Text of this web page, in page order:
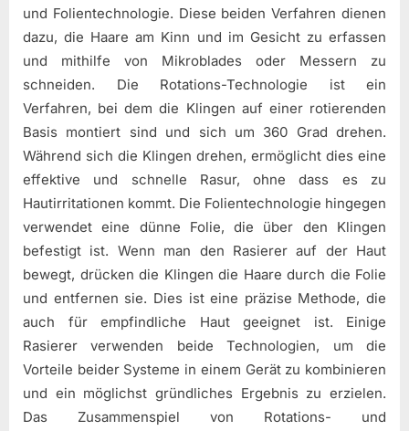
und Folientechnologie. Diese beiden Verfahren dienen
dazu, die Haare am Kinn und im Gesicht zu erfassen
und mithilfe von Mikroblades oder Messern zu
schneiden. Die Rotations-Technologie ist ein
Verfahren, bei dem die Klingen auf einer rotierenden
Basis montiert sind und sich um 360 Grad drehen.
Während sich die Klingen drehen, ermöglicht dies eine
effektive und schnelle Rasur, ohne dass es zu
Hautirritationen kommt. Die Folientechnologie hingegen
verwendet eine dünne Folie, die über den Klingen
befestigt ist. Wenn man den Rasierer auf der Haut
bewegt, drücken die Klingen die Haare durch die Folie
und entfernen sie. Dies ist eine präzise Methode, die
auch für empfindliche Haut geeignet ist. Einige
Rasierer verwenden beide Technologien, um die
Vorteile beider Systeme in einem Gerät zu kombinieren
und ein möglichst gründliches Ergebnis zu erzielen.
Das Zusammenspiel von Rotations- und